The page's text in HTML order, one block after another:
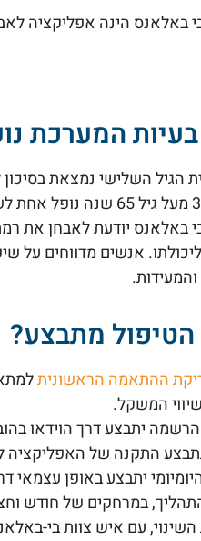
באלאנס הינה אפליקציה
בעיות המערכת
הגיל השלישי נמצאת
באלאנס יודעת לאבחן את
אנשים מדווחים על
הטיפול מתבצע?
ההתאמה הראשונית
המשקל.
יתבצע דרך הוידאו
התקנה של האפליקציה
יתבצע באופן עצמאי
במרחקים של חודש
עם איש צוות בי-באלאנס. התשלום לכל חודש